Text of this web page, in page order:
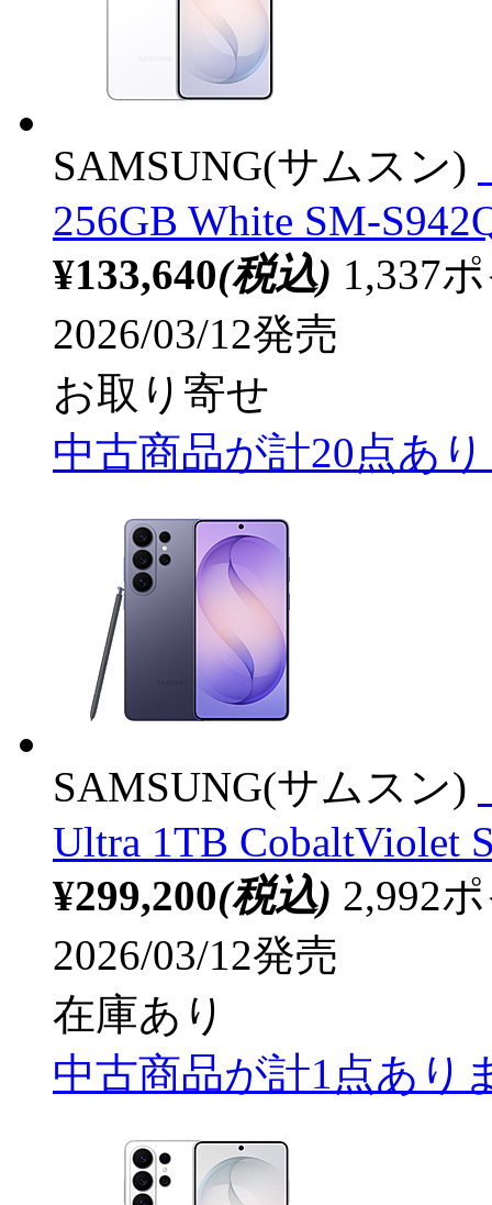
SAMSUNG(サムスン)
256GB White SM-
¥133,640(税込) 1,337
2026/03/12発売
お取り寄せ
中古商品が計20点あ
SAMSUNG(サムスン)
Ultra 1TB CobaltViolet
¥299,200(税込) 2,992
2026/03/12発売
在庫あり
中古商品が計1点あり